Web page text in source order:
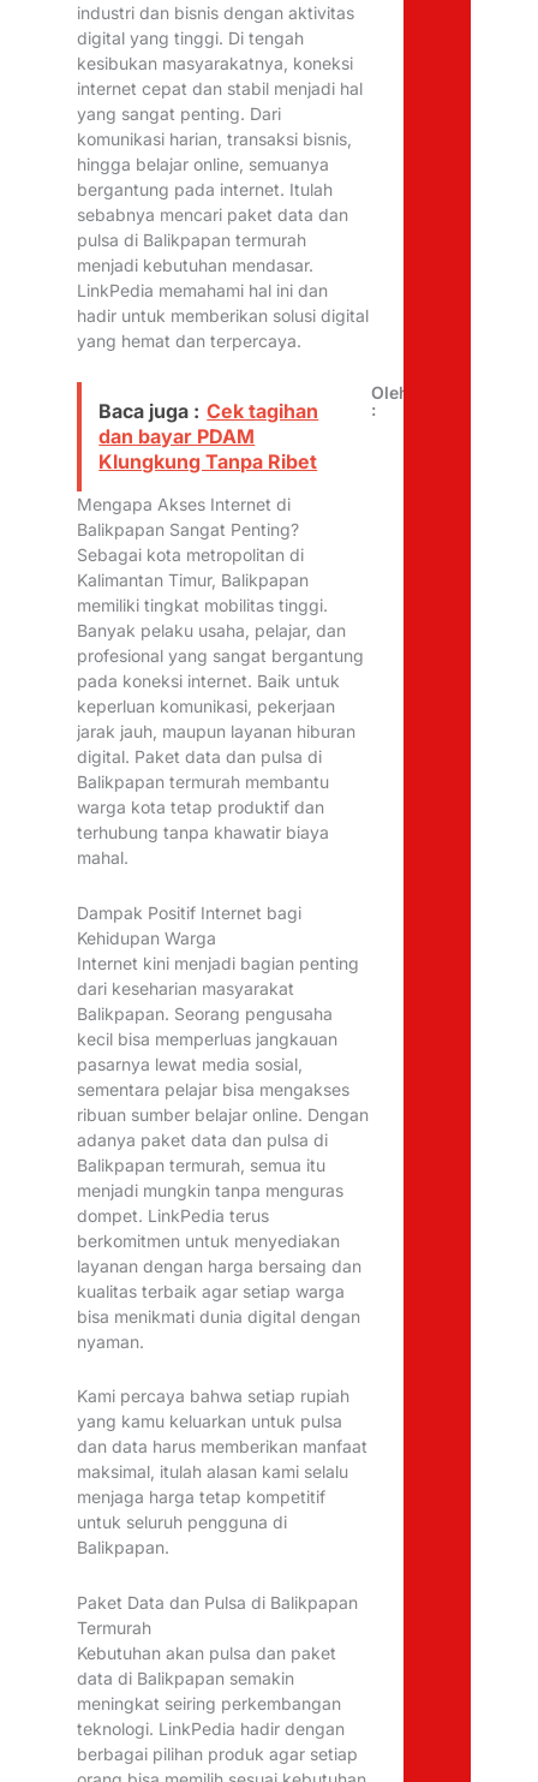
industri dan bisnis dengan aktivitas
digital yang tinggi. Di tengah
kesibukan masyarakatnya, koneksi
internet cepat dan stabil menjadi hal
yang sangat penting. Dari
komunikasi harian, transaksi bisnis,
hingga belajar online, semuanya
bergantung pada internet. Itulah
sebabnya mencari paket data dan
pulsa di Balikpapan termurah
menjadi kebutuhan mendasar.
LinkPedia memahami hal ini dan
hadir untuk memberikan solusi digital
yang hemat dan terpercaya.
Baca juga : Cek tagihan
dan bayar PDAM
Klungkung Tanpa Ribet
Mengapa Akses Internet di
Balikpapan Sangat Penting?
Sebagai kota metropolitan di
Kalimantan Timur, Balikpapan
memiliki tingkat mobilitas tinggi.
Banyak pelaku usaha, pelajar, dan
profesional yang sangat bergantung
pada koneksi internet. Baik untuk
keperluan komunikasi, pekerjaan
jarak jauh, maupun layanan hiburan
digital. Paket data dan pulsa di
Balikpapan termurah membantu
warga kota tetap produktif dan
terhubung tanpa khawatir biaya
mahal.
Dampak Positif Internet bagi
Kehidupan Warga
Internet kini menjadi bagian penting
dari keseharian masyarakat
Balikpapan. Seorang pengusaha
kecil bisa memperluas jangkauan
pasarnya lewat media sosial,
sementara pelajar bisa mengakses
ribuan sumber belajar online. Dengan
adanya paket data dan pulsa di
Balikpapan termurah, semua itu
menjadi mungkin tanpa menguras
dompet. LinkPedia terus
berkomitmen untuk menyediakan
layanan dengan harga bersaing dan
kualitas terbaik agar setiap warga
bisa menikmati dunia digital dengan
nyaman.
Kami percaya bahwa setiap rupiah
yang kamu keluarkan untuk pulsa
dan data harus memberikan manfaat
maksimal, itulah alasan kami selalu
menjaga harga tetap kompetitif
untuk seluruh pengguna di
Balikpapan.
Paket Data dan Pulsa di Balikpapan
Termurah
Kebutuhan akan pulsa dan paket
data di Balikpapan semakin
meningkat seiring perkembangan
teknologi. LinkPedia hadir dengan
berbagai pilihan produk agar setiap
Oleh
: